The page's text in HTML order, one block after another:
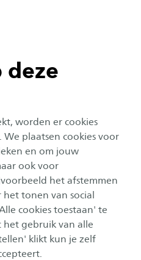
deze
worden er cookies
plaatsen cookies voor
en om jouw
ook voor
het afstemmen
tonen van social
cookies toestaan' te
het gebruik van alle
klikt kun je zelf
5 signalen
bent
Minuten